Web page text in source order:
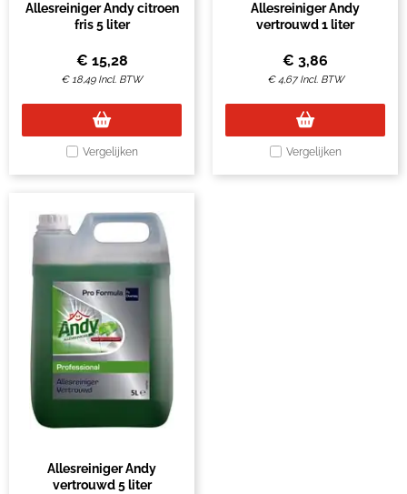
Allesreiniger Andy citroen
fris 5 liter
€ 15,28
€18,49 Incl. BTW
Vergelijken
Allesreiniger Andy
vertrouwd 1 liter
€ 3,86
€4,67 Incl. BTW
Vergelijken
Allesreiniger Andy
vertrouwd 5 liter